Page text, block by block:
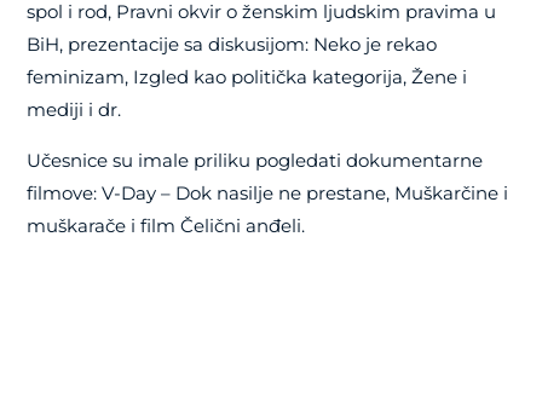
spol i rod, Pravni okvir o ženskim ljudskim pravima u
BiH, prezentacije sa diskusijom: Neko je rekao
feminizam, Izgled kao politička kategorija, Žene i
mediji i dr.
Učesnice su imale priliku pogledati dokumentarne
filmove:V-Day – Dok nasilje ne prestane, Muškarčine i
muškarače i film Čelični anđeli.